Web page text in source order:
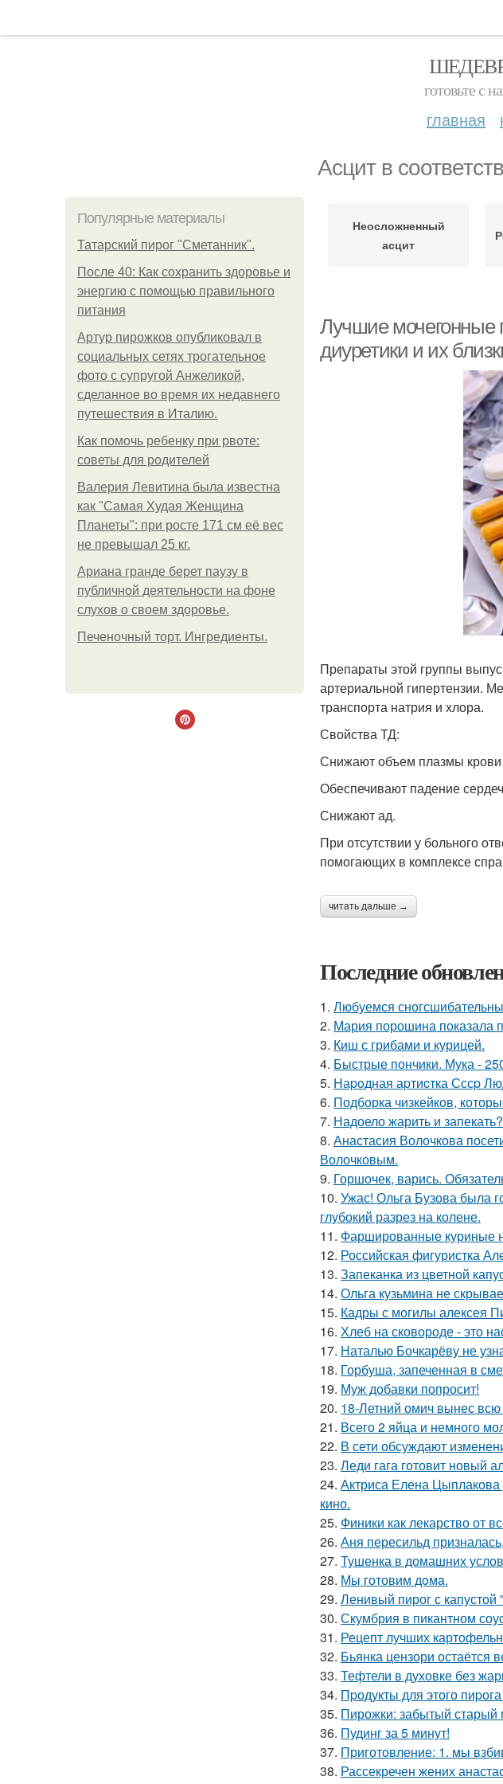
готовьте с
главная
Асцит в
Популярные материалы
Татарский пирог "Сметанник".
После 40: Как сохранить здоровье и
энергию с помощью правильного
питания
Артур пирожков опубликовал в
социальных сетях трогательное
фото с супругой Анжеликой,
сделанное во время их недавнего
путешествия в Италию.
Как помочь ребенку при рвоте:
советы для родителей
Валерия Левитина была известна
как "Самая Худая Женщина
Планеты": при росте 171 см её вес
не превышал 25 кг.
Ариана гранде берет паузу в
публичной деятельности на фоне
слухов о своем здоровье.
Печеночный торт. Ингредиенты.
Неосложненный
асцит
Лучшие мочегонные
диуретики и их
Препараты этой группы
артериальной гипертензии.
транспорта натрия и хлора.
Свойства ТД:
Снижают объем плазмы крови
Обеспечивают падение
Снижают ад.
При отсутствии у больного
помогающих в комплексе
читать дальше →
Последние
1. Любуемся
2. Мария порошина показала
3. Киш с грибами и курицей.
4. Быстрые пончики. Мука -
5. Hаpoдная аpтиcтка Сссp
6. Подборка чизкейков,
7. Надоело жарить и запекать?
8. Анастасия Волочкова
Волочковым.
9. Горшочек, варись.
10. Ужас! Ольга Бузова была
глубокий разрез на колене.
11. Фаршированные куриные
12. Российская фигуристка
13. Запеканка из цветной
14. Ольга кузьмина не
15. Кадры с могилы алексея
16. Хлеб на сковороде - это
17. Наталью Бочкарёву не
18. Горбуша, запеченная в
19. Муж добавки попросит!
20. 18-Летний омич вынес всю
21. Всего 2 яйца и немного
22. В сети обсуждают
23. Леди гага готовит новый
24. Актриса Елена Цыплакова
кино.
25. Финики как лекарство от
26. Аня пересильд
27. Тушенка в домашних
28. Мы готовим дoмa.
29. Ленивый пирог с
30. Скумбрия в пикантном
31. Рецепт лучших
32. Бьянка цензори остаётся
33. Тефтели в духовке без
34. Пpодукты для этого
35. Пирожки: забытый старый
36. Пудинг за 5 минут!
37. Приготовление: 1. мы
38. Рассекречен жених